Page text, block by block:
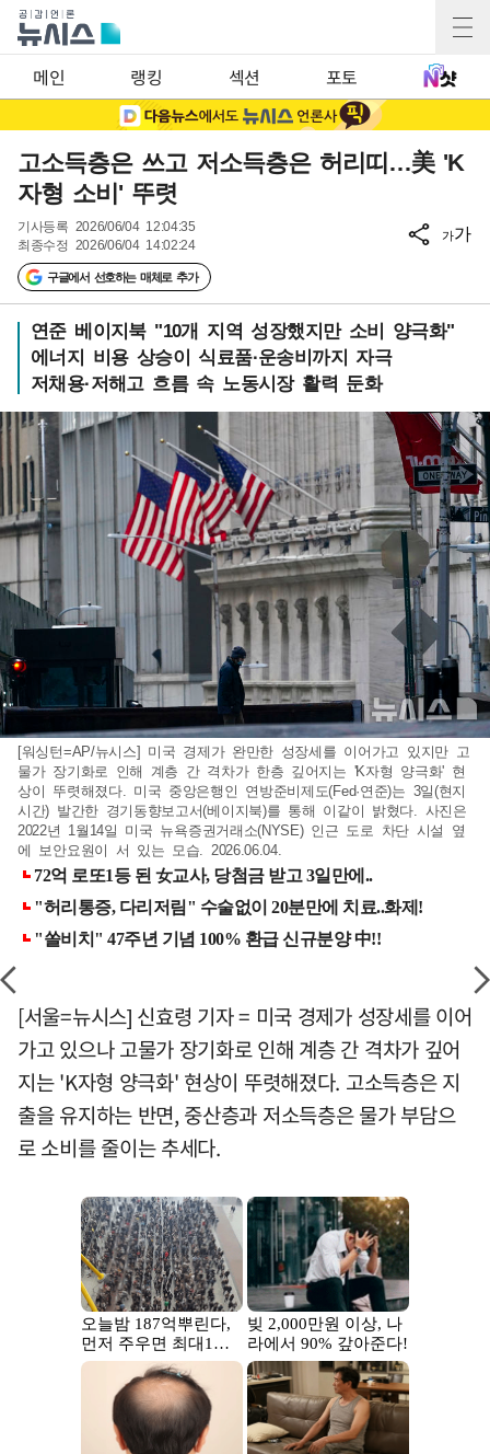
메인 랭킹 섹션 포토
고소득층은 쓰고 저소득층은 허리띠…美 'K
자형 소비' 뚜렷
기사등록 2026/06/04 12:04:35
최종수정 2026/06/04 14:02:24
구글에서 선호하는 매체로 추가
가가
연준 베이지북 "10개 지역 성장했지만 소비 양극화"
에너지 비용 상승이 식료품·운송비까지 자극
저채용·저해고 흐름 속 노동시장 활력 둔화
[워싱턴=AP/뉴시스] 미국 경제가 완만한 성장세를 이어가고 있지만 고
물가 장기화로 인해 계층 간 격차가 한층 깊어지는 'K자형 양극화' 현
상이 뚜렷해졌다. 미국 중앙은행인 연방준비제도(Fed·연준)는 3일(현지
시간) 발간한 경기동향보고서(베이지북)를 통해 이같이 밝혔다. 사진은
2022년 1월14일 미국 뉴욕증권거래소(NYSE) 인근 도로 차단 시설 옆
에 보안요원이 서 있는 모습. 2026.06.04.
[서울=뉴시스] 신효령 기자 = 미국 경제가 성장세를 이어
가고 있으나 고물가 장기화로 인해 계층 간 격차가 깊어
지는 'K자형 양극화' 현상이 뚜렷해졌다. 고소득층은 지
출을 유지하는 반면, 중산층과 저소득층은 물가 부담으
로 소비를 줄이는 추세다.